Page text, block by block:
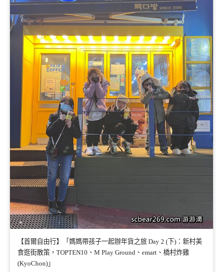
【首爾自由行】「媽媽帶孩子一起辦年貨之旅 Day 2 (下)：新村美
食逛街散策，TOPTEN10、M Play Ground、emart、橋村炸雞
(KyoChon)」